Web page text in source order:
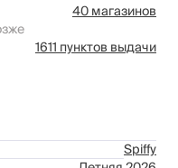
40 магазинов
1611 пунктов выдачи
Spiffy